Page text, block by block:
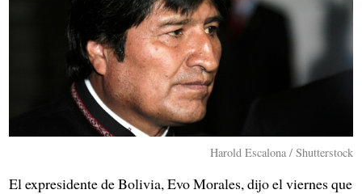
Harold Escalona / Shutterstock
El expresidente de Bolivia, Evo Morales, dijo el viernes que